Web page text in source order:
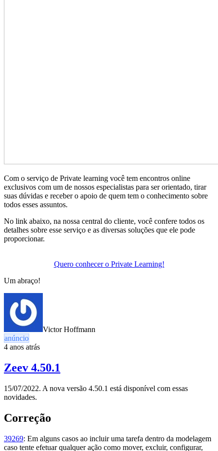
Com o serviço de Private learning você tem encontros online
exclusivos com um de nossos especialistas para ser orientado, tirar
suas dúvidas e receber o apoio de quem tem o conhecimento sobre
todos esses assuntos.
No link abaixo, na nossa central do cliente, você confere todos os
detalhes sobre esse serviço e as diversas soluções que ele pode
proporcionar.
Quero conhecer o Private Learning!
Um abraço!
Victor Hoffmann
anúncio
4 anos atrás
Zeev 4.50.1
15/07/2022. A nova versão 4.50.1 está disponível com essas
novidades.
Correção
39269: Em alguns casos ao incluir uma tarefa dentro da modelagem
caso tente efetuar qualquer ação como mover, excluir, configurar,